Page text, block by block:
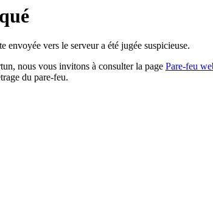
envoyée vers le serveur a été jugée suspicieuse.
nous vous invitons à consulter la page Pare-feu
du pare-feu.